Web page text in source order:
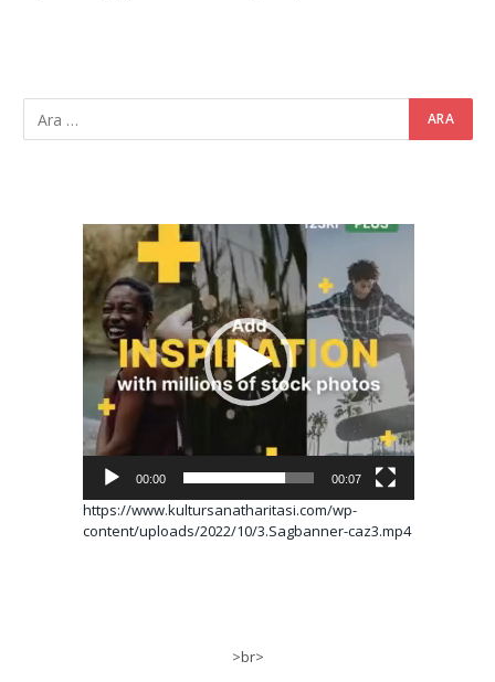
Video
oynatıcı
00:00 00:07
https://www.kultursanatharitasi.com/wp-
content/uploads/2022/10/3.Sagbanner-caz3.mp4
>br>